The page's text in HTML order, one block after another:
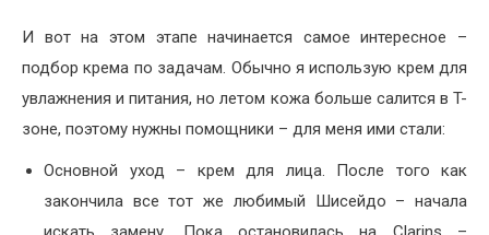
И вот на этом этапе начинается самое интересное –
подбор крема по задачам. Обычно я использую крем для
увлажнения и питания, но летом кожа больше салится в T-
зоне, поэтому нужны помощники – для меня ими стали:
Основной уход – крем для лица. После того как
закончила все тот же любимый Шисейдо – начала